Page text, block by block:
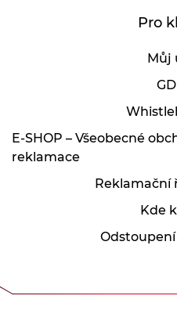
Pro
Můj
E-SHOP – Všeobecné
reklamace
Reklamační
Kde